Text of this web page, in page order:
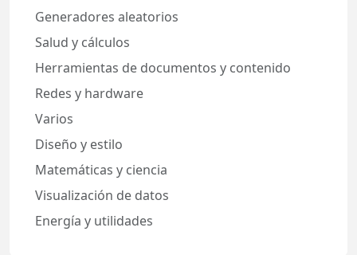
Generadores aleatorios
Salud y cálculos
Herramientas de documentos y contenido
Redes y hardware
Varios
Diseño y estilo
Matemáticas y ciencia
Visualización de datos
Energía y utilidades